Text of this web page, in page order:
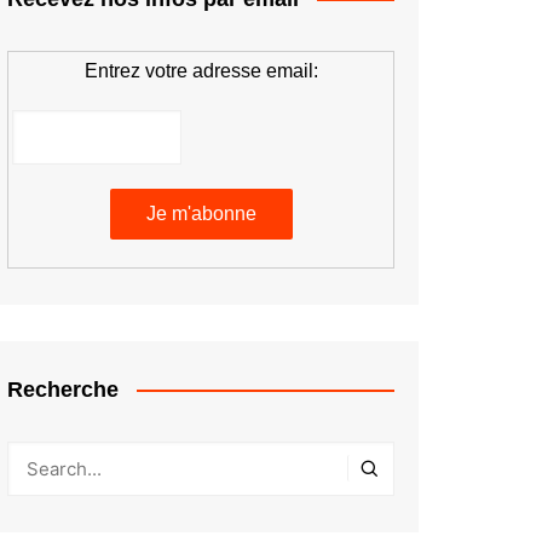
Entrez votre adresse email:
Recherche